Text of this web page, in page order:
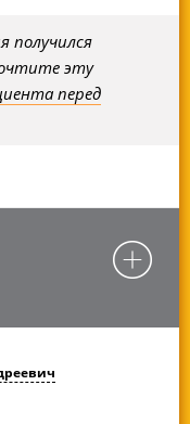
получился
эту
перед